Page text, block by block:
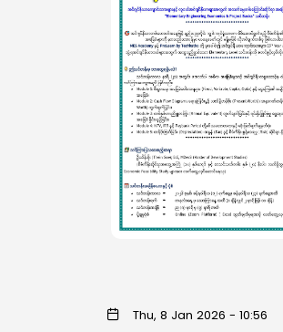
Thu, 8 Jan 2026 - 10:56